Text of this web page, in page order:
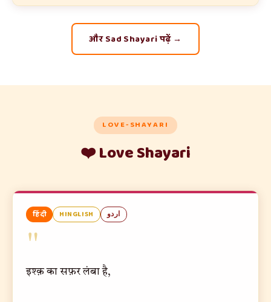
और Sad Shayari पढ़ें →
LOVE-SHAYARI
❤️ Love Shayari
हिंदी HINGLISH اردو
"
इश्क़ का सफ़र लंबा है,